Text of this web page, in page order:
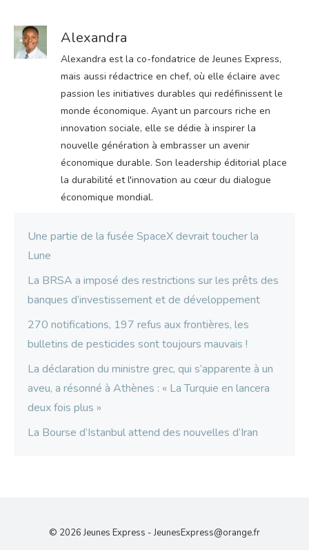
Alexandra
Alexandra est la co-fondatrice de Jeunes Express,
mais aussi rédactrice en chef, où elle éclaire avec
passion les initiatives durables qui redéfinissent le
monde économique. Ayant un parcours riche en
innovation sociale, elle se dédie à inspirer la
nouvelle génération à embrasser un avenir
économique durable. Son leadership éditorial place
la durabilité et l'innovation au cœur du dialogue
économique mondial.
Une partie de la fusée SpaceX devrait toucher la
Lune
La BRSA a imposé des restrictions sur les prêts des
banques d’investissement et de développement
270 notifications, 197 refus aux frontières, les
bulletins de pesticides sont toujours mauvais !
La déclaration du ministre grec, qui s’apparente à un
aveu, a résonné à Athènes : « La Turquie en lancera
deux fois plus »
La Bourse d’Istanbul attend des nouvelles d’Iran
© 2026 Jeunes Express -JeunesExpress@orange.fr